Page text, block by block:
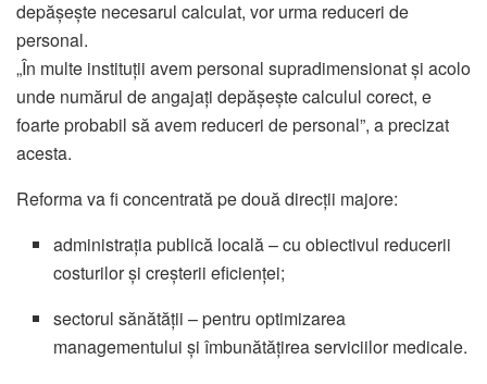
depășește necesarul calculat, vor urma reduceri de
personal.
„În multe instituții avem personal supradimensionat și acolo
unde numărul de angajați depășește calculul corect, e
foarte probabil să avem reduceri de personal”, a precizat
acesta.
Reforma va fi concentrată pe două direcții majore:
administrația publică locală – cu obiectivul reducerii
costurilor și creșterii eficienței;
sectorul sănătății – pentru optimizarea
managementului și îmbunătățirea serviciilor medicale.